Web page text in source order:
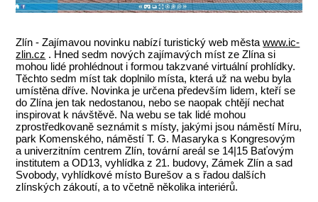
Zlín - Zajímavou novinku nabízí turistický web městawww.ic-
zlin.cz . Hned sedm nových zajímavých míst ze Zlína si
mohou lidé prohlédnout i formou takzvané virtuální prohlídky.
Těchto sedm míst tak doplnilo místa, která už na webu byla
umístěna dříve. Novinka je určena především lidem, kteří se
do Zlína jen tak nedostanou, nebo se naopak chtějí nechat
inspirovat k návštěvě. Na webu se tak lidé mohou
zprostředkovaně seznámit s místy, jakými jsou náměstí Míru,
park Komenského, náměstí T. G. Masaryka s Kongresovým
a univerzitním centrem Zlín, tovární areál se 14|15 Baťovým
institutem a OD13, vyhlídka z 21. budovy, Zámek Zlín a sad
Svobody, vyhlídkové místo Burešov a s řadou dalších
zlínských zákoutí, a to včetně několika interiérů.